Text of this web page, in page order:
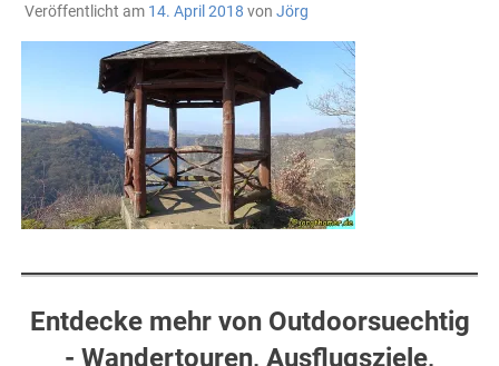
Veröffentlicht am 14. April 2018 von Jörg
Entdecke mehr von Outdoorsuechtig
- Wandertouren, Ausflugsziele,